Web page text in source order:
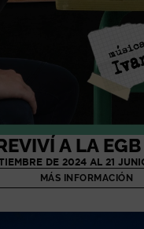
A LA EGB
DE 2024 AL 21
MÁS INFORMACIÓN